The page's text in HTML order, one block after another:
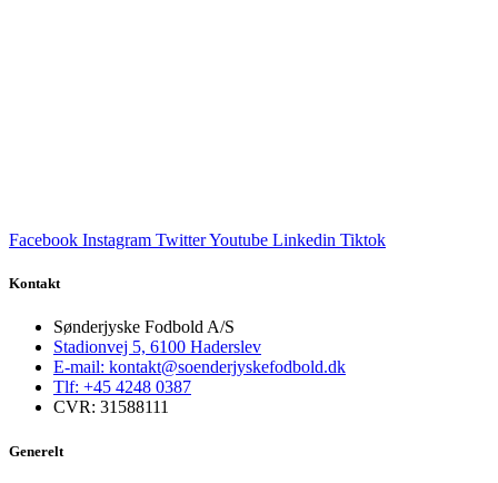
Facebook Instagram TwitterYoutube Linkedin Tiktok
Kontakt
Sønderjyske Fodbold A/S
Stadionvej 5, 6100 Haderslev
E-mail: kontakt@soenderjyskefodbold.dk
Tlf: +45 4248 0387
CVR: 31588111
Generelt